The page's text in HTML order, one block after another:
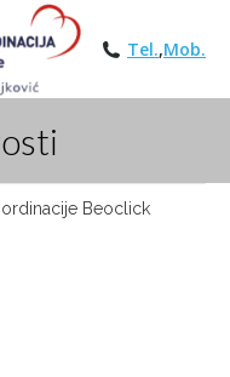
Tel.,Mob.
Beoclick